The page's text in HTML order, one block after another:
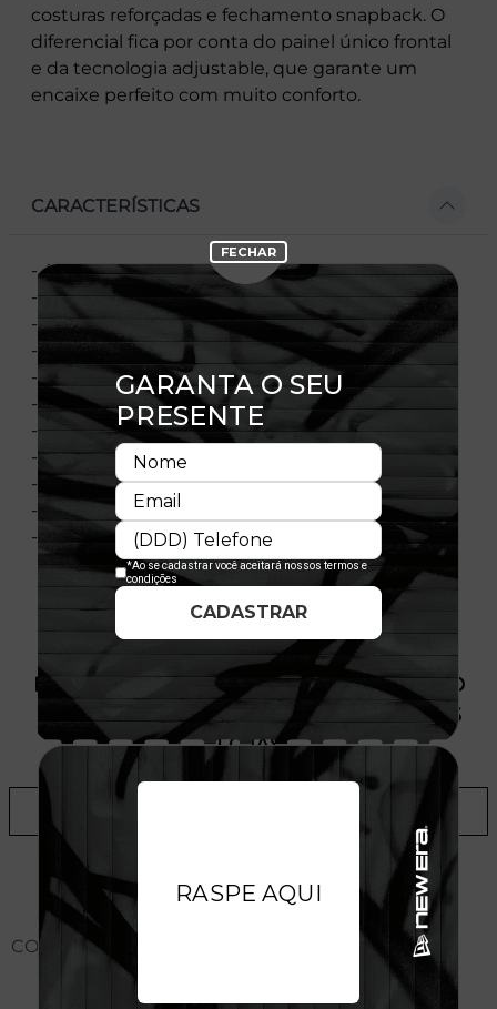
costuras reforçadas e fechamento snapback. O
diferencial fica por conta do painel único frontal
e da tecnologia adjustable, que garante um
encaixe perfeito com muito conforto.
CARACTERÍSTICAS
- Aba curva
- Estruturado
- Ajustável
- Fechamento tipo Snapback
- Bordado frontal
- Bordado traseiro
- Flag New Era bordada
- Painel frontal único
- Material: Sarja
- Composição: 100% Poliéster
- Licença oficial
PRODUTO SEM ESTOQUE DÍSPONÍVEL NO
SITE, CONSULTE A DISPONIBILIDADE NAS
LOJAS
CONHEÇA O MODELO DO BONÉ